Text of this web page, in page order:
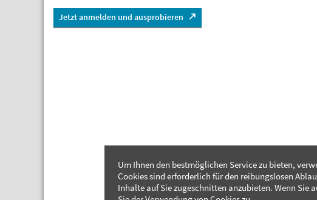
Jetzt anmelden und ausprobieren
Um Ihnen den bestmöglichen Service zu bieten,
Cookies sind erforderlich für den reibungslosen
Inhalte auf Sie zugeschnitten anzubieten. Wenn Sie